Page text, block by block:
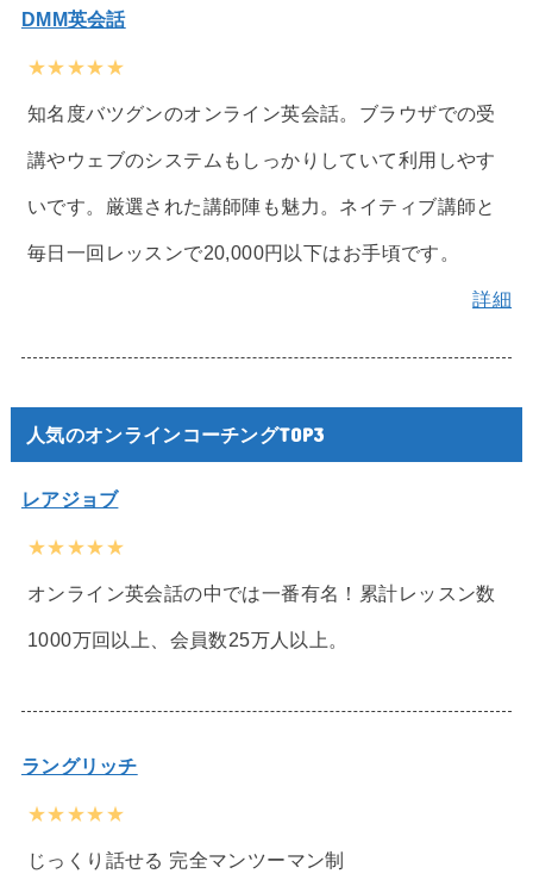
DMM英会話
★★★★★
知名度バツグンのオンライン英会話。ブラウザでの受
講やウェブのシステムもしっかりしていて利用しやす
いです。厳選された講師陣も魅力。ネイティブ講師と
毎日一回レッスンで20,000円以下はお手頃です。
詳細
人気のオンラインコーチングTOP3
レアジョブ
★★★★★
オンライン英会話の中では一番有名！累計レッスン数
1000万回以上、会員数25万人以上。
ラングリッチ
★★★★★
じっくり話せる 完全マンツーマン制